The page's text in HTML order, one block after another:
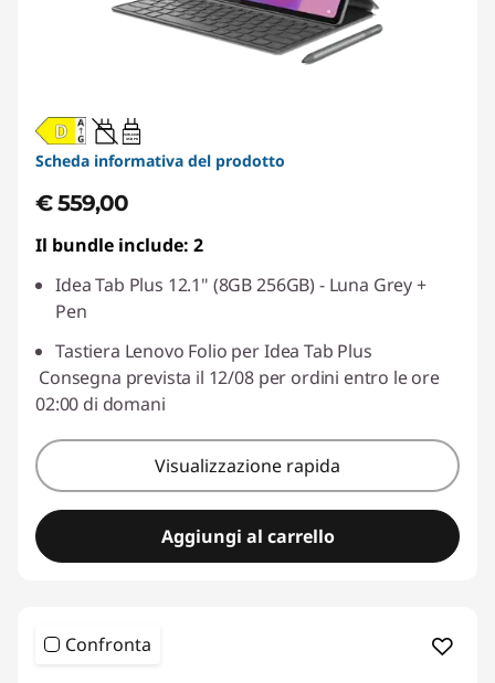
20W-60W
USB PD
Scheda informativa del prodotto
€ 559,00
Il bundle include: 2
Idea Tab Plus 12.1" (8GB 256GB) - Luna Grey +
Pen
Tastiera Lenovo Folio per Idea Tab Plus
Consegna prevista il 12/08 per ordini entro le ore
02:00 di domani
Visualizzazione rapida
Aggiungi al carrello
Confronta